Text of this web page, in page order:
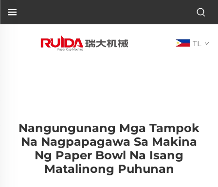
TL
Nangungunang Mga Tampok
Na Nagpapagawa Sa Makina
Ng Paper Bowl Na Isang
Matalinong Puhunan